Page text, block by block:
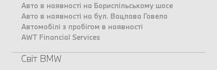
Авто в наявності на Бориспільському шосе
Авто в наявності на бул. Вацлава Гавела
Автомобілі з пробігом в наявності
AWT Financial Services
Світ BMW